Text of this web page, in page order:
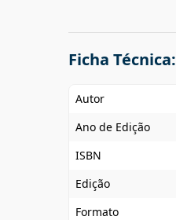
Ficha Técnica:
Autor
Ano de Edição
ISBN
Edição
Formato